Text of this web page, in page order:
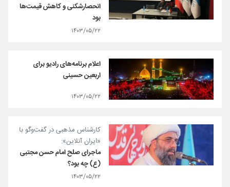
انحصارشکنی و کاهش قیمت‌ها
بود
۱۴۰۳/۰۵/۲۲
اعلام برنامه‌های رادیو برای
اربعین حسینی
۱۴۰۳/۰۵/۲۲
کارشناس مذهبی در گفت‌وگو با
«ایران آنلاین»:
ماجرای صلح امام حسن مجتبی
(ع) چه بود؟
۱۴۰۳/۰۵/۲۲